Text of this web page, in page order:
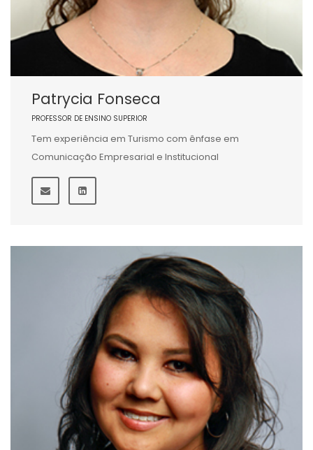
Patrycia Fonseca
PROFESSOR DE ENSINO SUPERIOR
Tem experiência em Turismo com ênfase em
Comunicação Empresarial e Institucional